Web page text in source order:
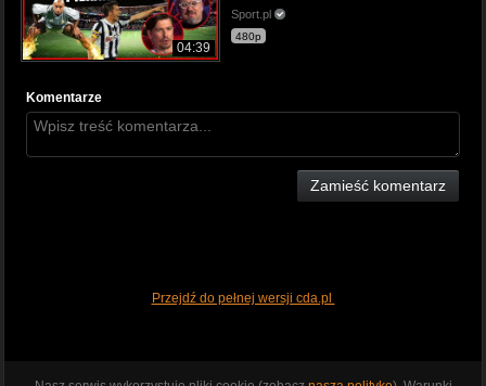
04:39
Sport.pl
480p
Komentarze
Zamieść komentarz
Przejdź do pełnej wersji cda.pl